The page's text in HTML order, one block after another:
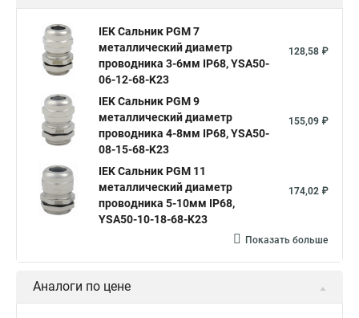
IEK Сальник PGM 7
металлический диаметр
проводника 3-6мм IP68, YSA50-
06-12-68-K23
128,58 ₽
IEK Сальник PGM 9
металлический диаметр
проводника 4-8мм IP68, YSA50-
08-15-68-K23
155,09 ₽
IEK Сальник PGM 11
металлический диаметр
проводника 5-10мм IP68,
YSA50-10-18-68-K23
174,02 ₽
Показать больше
Аналоги по цене